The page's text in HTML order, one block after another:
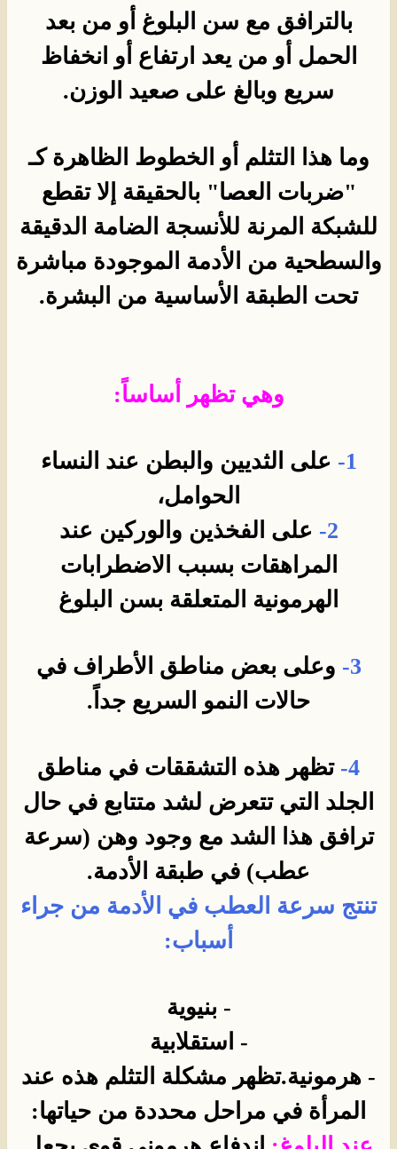
بالترافق مع سن البلوغ أو من بعد
الحمل أو من يعد ارتفاع أو انخفاظ
سريع وبالغ على صعيد الوزن.
وما هذا التثلم أو الخطوط الظاهرة كـ
"ضربات العصا" بالحقيقة إلا تقطع
للشبكة المرنة للأنسجة الضامة الدقيقة
والسطحية من الأدمة الموجودة مباشرة
تحت الطبقة الأساسية من البشرة.
وهي تظهر أساساً:
1-
على الثديين والبطن عند النساء
الحوامل،
2-
على الفخذين والوركين عند
المراهقات بسبب الاضطرابات
الهرمونية المتعلقة بسن البلوغ
3-
وعلى بعض مناطق الأطراف في
حالات النمو السريع جداً.
4- تظهر هذه التشققات في مناطق
الجلد التي تتعرض لشد متتابع في حال
ترافق هذا الشد مع وجود وهن (سرعة
عطب) في طبقة الأدمة.
تنتج سرعة العطب في الأدمة من جراء
أسباب:
- بنيوية
- استقلابية
- هرمونية.تظهر مشكلة التثلم هذه عند
المرأة في مراحل محددة من حياتها: